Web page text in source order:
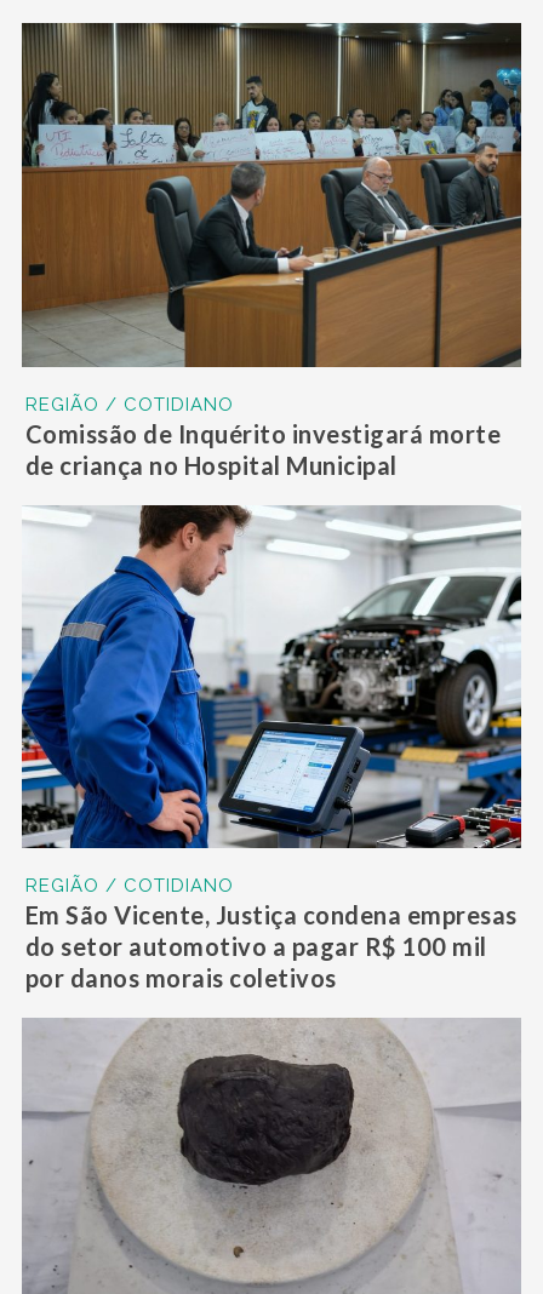
REGIÃO / COTIDIANO
Comissão de Inquérito investigará morte
de criança no Hospital Municipal
REGIÃO / COTIDIANO
Em São Vicente, Justiça condena empresas
do setor automotivo a pagar R$ 100 mil
por danos morais coletivos